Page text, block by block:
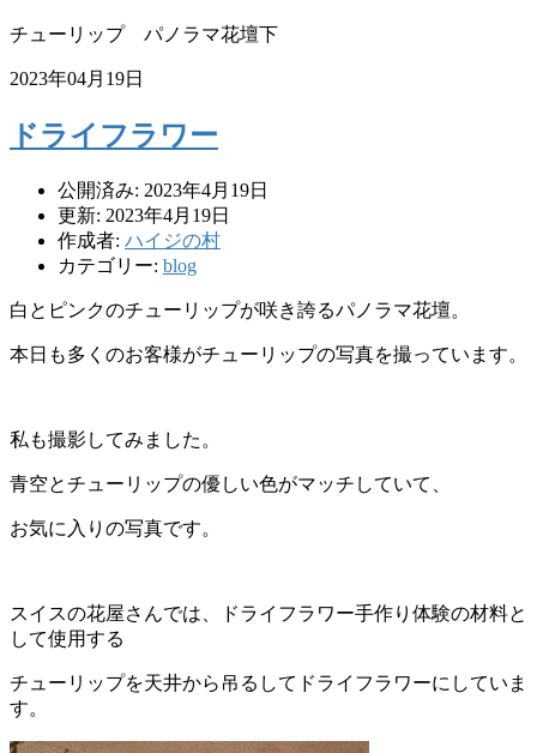
チューリップ パノラマ花壇下
2023年04月19日
ドライフラワー
公開済み: 2023年4月19日
更新: 2023年4月19日
作成者: ハイジの村
カテゴリー: blog
白とピンクのチューリップが咲き誇るパノラマ花壇。
本日も多くのお客様がチューリップの写真を撮っています。
私も撮影してみました。
青空とチューリップの優しい色がマッチしていて、
お気に入りの写真です。
スイスの花屋さんでは、ドライフラワー手作り体験の材料と
して使用する
チューリップを天井から吊るしてドライフラワーにしていま
す。